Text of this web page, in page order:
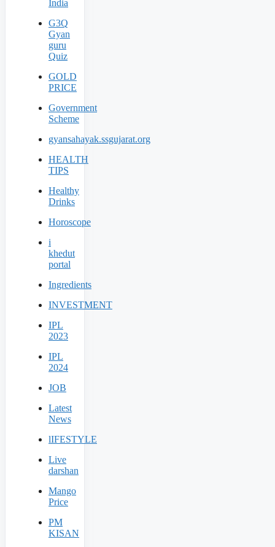
India
G3Q
Gyan
guru
Quiz
GOLD
PRICE
Government
Scheme
gyansahayak.ssgujarat.org
HEALTH
TIPS
Healthy
Drinks
Horoscope
i
khedut
portal
Ingredients
INVESTMENT
IPL
2023
IPL
2024
JOB
Latest
News
lIFESTYLE
Live
darshan
Mango
Price
PM
KISAN